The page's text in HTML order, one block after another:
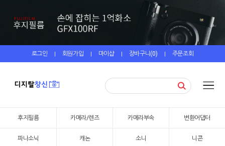
로그인 | 회원가입 | 마이샵 | 장바구니(0) | 주문조회
후지필름 카메라/렌즈 카메라부속 변환어댑터
파나소닉 캐논 소니 니콘